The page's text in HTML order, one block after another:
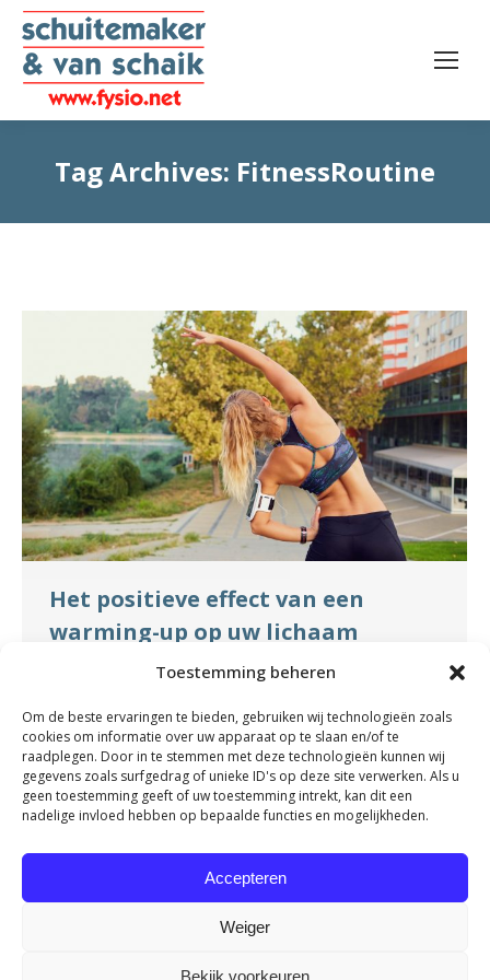
Toestemming beheren
Om de beste ervaringen te bieden, gebruiken wij technologieën zoals
cookies om informatie over uw apparaat op te slaan en/of te
raadplegen. Door in te stemmen met deze technologieën kunnen wij
gegevens zoals surfgedrag of unieke ID's op deze site verwerken. Als u
geen toestemming geeft of uw toestemming intrekt, kan dit een
nadelige invloed hebben op bepaalde functies en mogelijkheden.
Accepteren
Weiger
Bekijk voorkeuren
Tag Archives: FitnessRoutine
Het positieve effect van een
warming-up op uw lichaam
fydeevitae februari 8, 2024
training? Tegenwoordig zijn we vaak gehaast
en lijken we nergens meer echt de tijd voor te
nemen. Terwijl u eet, bent u misschien bezig op
uw laptop; tijdens het opvouwen van de was
mails vanaf uw telefoon…